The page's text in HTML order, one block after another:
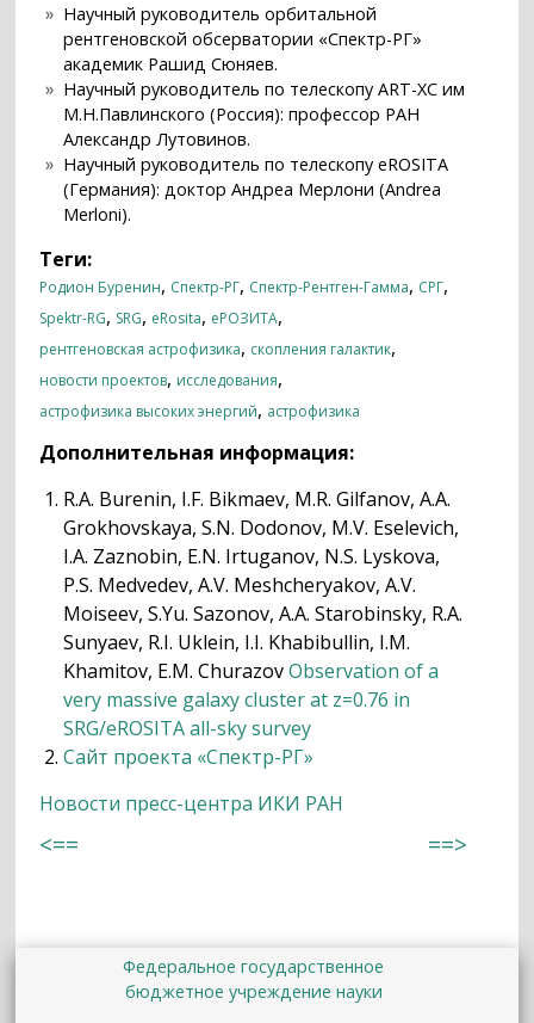
Научный руководитель орбитальной
рентгеновской обсерватории «Спектр-РГ»
академик Рашид Сюняев.
Научный руководитель по телескопу ART-XC им
М.Н.Павлинского (Россия): профессор РАН
Александр Лутовинов.
Научный руководитель по телескопу eROSITA
(Германия): доктор Андреа Мерлони (Andrea
Merloni).
Теги:
Родион Буренин, Спектр-РГ, Спектр-Рентген-Гамма, СРГ,
Spektr-RG, SRG, eRosita, еРОЗИТА,
рентгеновская астрофизика, скопления галактик,
новости проектов, исследования,
астрофизика высоких энергий, астрофизика
Дополнительная информация:
R.A. Burenin, I.F. Bikmaev, M.R. Gilfanov, A.A.
Grokhovskaya, S.N. Dodonov, M.V. Eselevich,
I.A. Zaznobin, E.N. Irtuganov, N.S. Lyskova,
P.S. Medvedev, A.V. Meshcheryakov, A.V.
Moiseev, S.Yu. Sazonov, A.A. Starobinsky, R.A.
Sunyaev, R.I. Uklein, I.I. Khabibullin, I.M.
Khamitov, E.M. ChurazovObservation of a
very massive galaxy cluster at z=0.76 in
SRG/eROSITA all-sky survey
Сайт проекта «Спектр-РГ»
Новости пресс-центра ИКИ РАН
<== ==>
Федеральное государственное
бюджетное учреждение науки